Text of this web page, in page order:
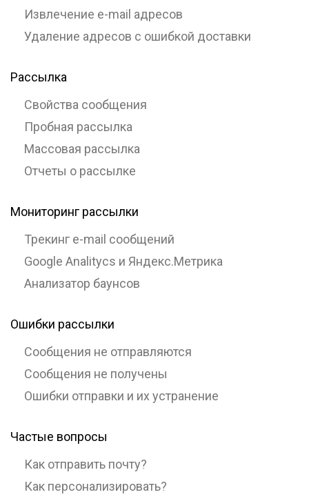
Извлечение e-mail адресов
Удаление адресов с ошибкой доставки
Рассылка
Свойства сообщения
Пробная рассылка
Массовая рассылка
Отчеты о рассылке
Мониторинг рассылки
Трекинг e-mail сообщений
Google Analitycs и Яндекс.Метрика
Анализатор баунсов
Ошибки рассылки
Сообщения не отправляются
Сообщения не получены
Ошибки отправки и их устранение
Частые вопросы
Как отправить почту?
Как персонализировать?